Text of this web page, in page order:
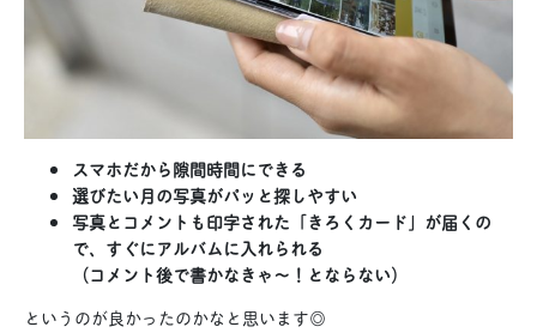
スマホだから隙間時間にできる
選びたい月の写真がパッと探しやすい
写真とコメントも印字された「きろくカード」が届くの
で、すぐにアルバムに入れられる
（コメント後で書かなきゃ〜！とならない）
というのが良かったのかなと思います◎